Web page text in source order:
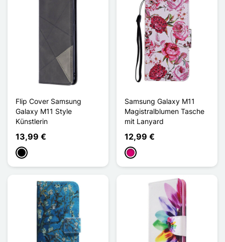
Flip Cover Samsung
Galaxy M11 Style
Künstlerin
13,99 €
Schwarz
Samsung Galaxy M11
Magistralblumen Tasche
mit Lanyard
12,99 €
Magenta